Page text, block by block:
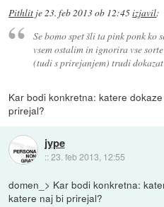
Pithlit je23. feb 2013 ob 12:45izjavil:
Se bomo spet šli ta pink ponk ko
vsem ostalim in ignorira vse
(tudi s prirejanjem) trudi
Kar bodi konkretna: katere
prirejal?
jype
::23. feb 2013, 12:55
domen_> Kar bodi konkretna:
katere naj bi prirejal?